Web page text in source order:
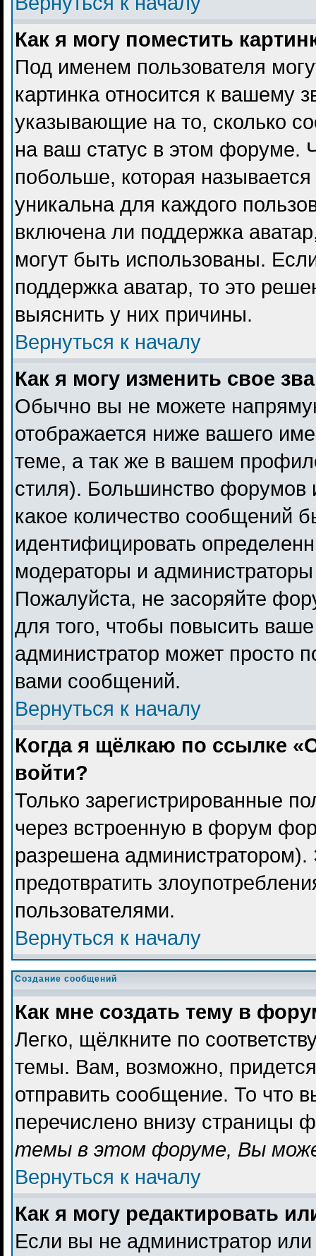
Как я могу поместить
Под именем пользователя
картинка относится к вашему
указывающие на то, сколько
на ваш статус в этом форуме.
побольше, которая
уникальна для каждого
включена ли поддержка
могут быть использованы.
поддержка аватар, то это
выяснить у них причины.
Вернуться к началу
Как я могу изменить свое
Обычно вы не можете
отображается ниже вашего
теме, а так же в вашем
стиля). Большинство форумов
какое количество сообщений
идентифицировать
модераторы и
Пожалуйста, не засоряйте
для того, чтобы повысить
администратор может просто
вами сообщений.
Вернуться к началу
Когда я щёлкаю по ссылке
войти?
Только зарегистрированные
через встроенную в форум
разрешена
предотвратить
пользователями.
Вернуться к началу
Создание сообщений
Как мне создать тему в
Легко, щёлкните по
темы. Вам, возможно,
отправить сообщение. То что
перечислено внизу страницы
темы в этом форуме, Вы
Вернуться к началу
Как я могу редактировать
Если вы не администратор